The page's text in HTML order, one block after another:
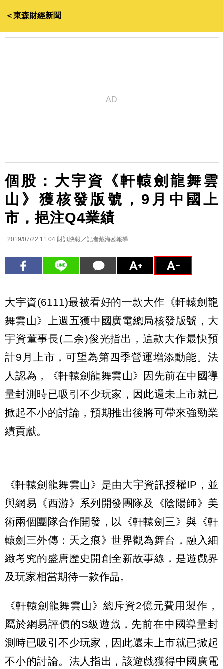
＜東森財經新聞
個股：大宇資《軒轅劍龍舞雲
山》獲核發版號，9月中國上
市，挹注Q4業績
2019/07/22 11:04 財訊快報／記者戴海茜報導
大宇資(6111)最被看好的一款大作《軒轅劍龍
舞雲山》上週五獲中國廣電總局核發版號，大
宇資董事長(二余)俊光指出，這款大作最快預
計9月上市，可望為第四季營運增添動能。法
人認為，《軒轅劍龍舞雲山》因先前在中國導
量封測時已吸引不少玩家，因此還未上市就已
掀起不小的討論，預期推出後將可帶來強勁業
績貢獻。
《軒轅劍龍舞雲山》是由大宇資訊授權IP，並
與網易《西游》系列開發團隊及《陰陽師》美
術兩個團隊合作開發，以《軒轅劍三》與《軒
轅劍三外傳：天之痕》世界觀為舞台，融入細
緻考究的盛唐歷史開創全新故事線，是遊戲界
及玩家相當期待一款作品。
《軒轅劍龍舞雲山》總斥資2億元費用製作，
屬於網易評價的S級遊戲，先前在中國導量封
測時已吸引不少玩家，因此還未上市就已掀起
不小的討論。法人指出，該遊戲獲得中國廣電